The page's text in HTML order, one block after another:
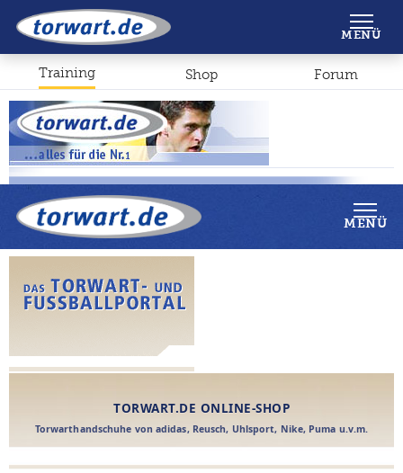
Shop Forum
MENÜ